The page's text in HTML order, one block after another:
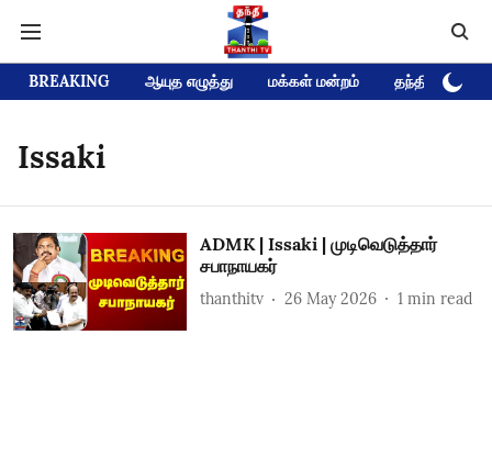
BREAKING ஆயுத எழுத்து மக்கள் மன்றம் தந்தி டிவி
Issaki
ADMK | Issaki | முடிவெடுத்தார்
சபாநாயகர்
thanthitv 26 May 2026 1 min read